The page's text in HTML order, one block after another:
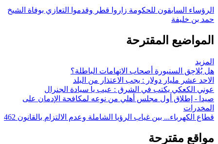
الرؤساء السابقون للحكومة زاروا قطر وقدموا التعازي بوفاة الشيخ
حمد بن خليفة
المواضيع المقترحة
المزيد
هل يُلاحِق السنيورة أصحاب الاتهامات الباطلة؟
الاحد عشر مليار دولار : يجب الاعتذار من البلد
عوني الكعكي يكتب في الشرق : عيب يا سيادة الجنرال
صيدا - إطلاق أول مجلس أهلي من نوعه لمكافحة الإدمان على
المخدرات
قطاع الكهرباء... بين غياب الرؤيا الشاملة وعدم الالتزام بالقانون 462
مواقع مقترحة